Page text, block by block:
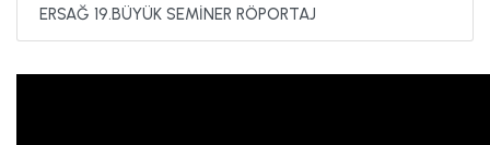
ERSAĞ 19.BÜYÜK SEMİNER RÖPORTAJ